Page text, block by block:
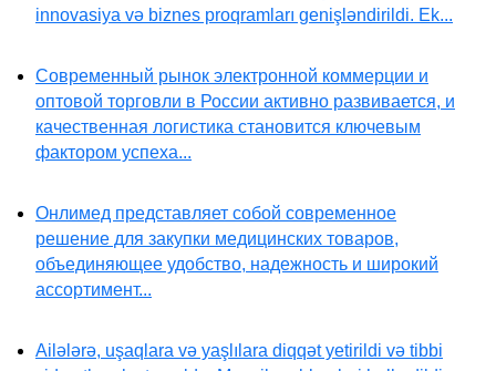
innovasiya və biznes proqramları genişləndirildi. Ek...
Современный рынок электронной коммерции и
оптовой торговли в России активно развивается, и
качественная логистика становится ключевым
фактором успеха...
Онлимед представляет собой современное
решение для закупки медицинских товаров,
объединяющее удобство, надежность и широкий
ассортимент...
Ailələrə, uşaqlara və yaşlılara diqqət yetirildi və tibbi